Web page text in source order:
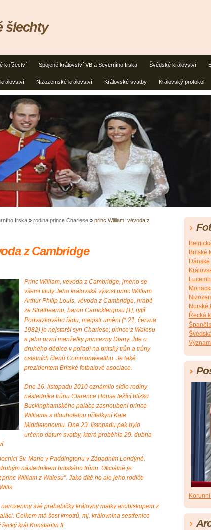
knížectví Spojené království VB a Severního Irska Švédské království
Nizozemské království Královské svatby Královský protokol
šlechty
Irska » rodina prince Charlese » princ William, vévoda z
z Cambridge
Princ William, vévoda z Cambridge, jméno se
všemi tituly Jeho královská výsost princ William
Arthur Philip Louis, vévoda z Cambridge, hrabě
ze Strathearnu, baron Carrickfergusu [1], rytíř
Podvazkového řádu, magistr umění (* 21. června
1982) je nejstarší syn Charlese, prince z Walesu
a jeho první manželky princezny Diany. Jde o
druhého dědice v pořadí na britský trůn a trůny
ostatních členů Commonwealthu. Je také
prezidentem Britské fotbalové asociace.
Dne 16. listopadu 2010 oznámilo sídlo rodiny
následníka trůnu Clarence House ležící blízko
Buckinghamského paláce zasnoubení prince
Williama s dlouholetou přítelkyní Kate
Middletonovou. Dne 23. listopadu pak bylo
určeno datum svatby, která proběhla 29. dubna
Sv. Marie v Paddingtonu v Západním Londýně.
následníkem britského trůnu. Oficiálně je
William z Walesu". Jako dítě ho ale jeho rodiče
své prababičky královny matky arcibiskupem z
Celkem má šest kmotrů, mj. královnina sestřenice
král Konstantin II.
Britské
Norské
Řecká